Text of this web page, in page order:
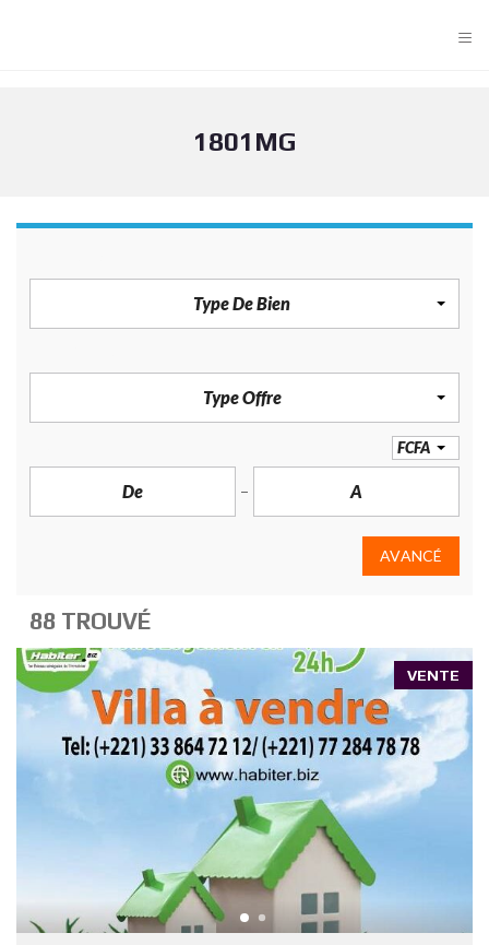
≡
1801MG
Type De Bien
Type Offre
FCFA
AVANCÉ
88 TROUVÉ
VENTE